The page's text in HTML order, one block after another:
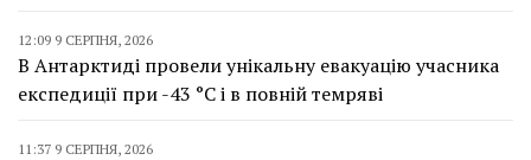
12:09 9 СЕРПНЯ, 2026
В Антарктиді провели унікальну евакуацію учасника
експедиції при -43 °C і в повній темряві
11:37 9 СЕРПНЯ, 2026